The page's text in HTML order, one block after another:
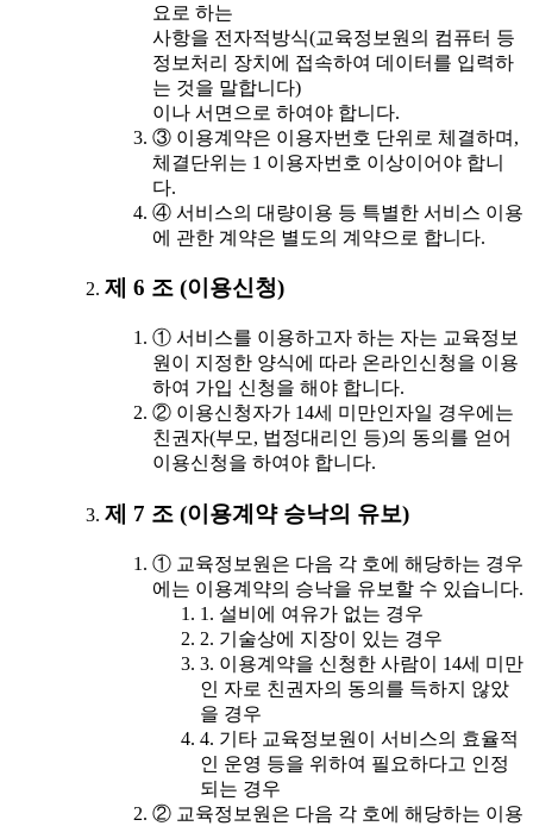
요로 하는
사항을 전자적방식(교육정보원의 컴퓨터 등
정보처리 장치에 접속하여 데이터를 입력하
는 것을 말합니다)
이나 서면으로 하여야 합니다.
③ 이용계약은 이용자번호 단위로 체결하며,
체결단위는 1 이용자번호 이상이어야 합니
다.
④ 서비스의 대량이용 등 특별한 서비스 이용
에 관한 계약은 별도의 계약으로 합니다.
제 6 조 (이용신청)
① 서비스를 이용하고자 하는 자는 교육정보
원이 지정한 양식에 따라 온라인신청을 이용
하여 가입 신청을 해야 합니다.
② 이용신청자가 14세 미만인자일 경우에는
친권자(부모, 법정대리인 등)의 동의를 얻어
이용신청을 하여야 합니다.
제 7 조 (이용계약 승낙의 유보)
① 교육정보원은 다음 각 호에 해당하는 경우
에는 이용계약의 승낙을 유보할 수 있습니다.
1. 설비에 여유가 없는 경우
2. 기술상에 지장이 있는 경우
3. 이용계약을 신청한 사람이 14세 미만
인 자로 친권자의 동의를 득하지 않았
을 경우
4. 기타 교육정보원이 서비스의 효율적
인 운영 등을 위하여 필요하다고 인정
되는 경우
② 교육정보원은 다음 각 호에 해당하는 이용